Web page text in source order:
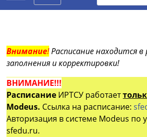
Внимание!Расписание находится
заполнения и корректировки!
ВНИМАНИЕ!!!
Расписание ИРТСУ работает
Modeus. Ссылка на расписание:
Авторизация в системе Modeus по
sfedu.ru.